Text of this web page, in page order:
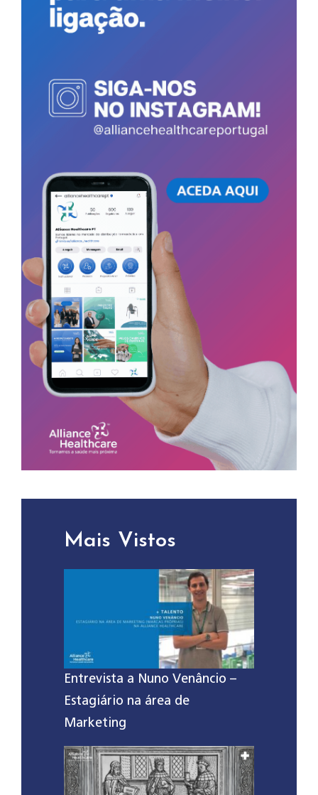
Mais Vistos
Entrevista a Nuno Venâncio –
Estagiário na área de
Marketing